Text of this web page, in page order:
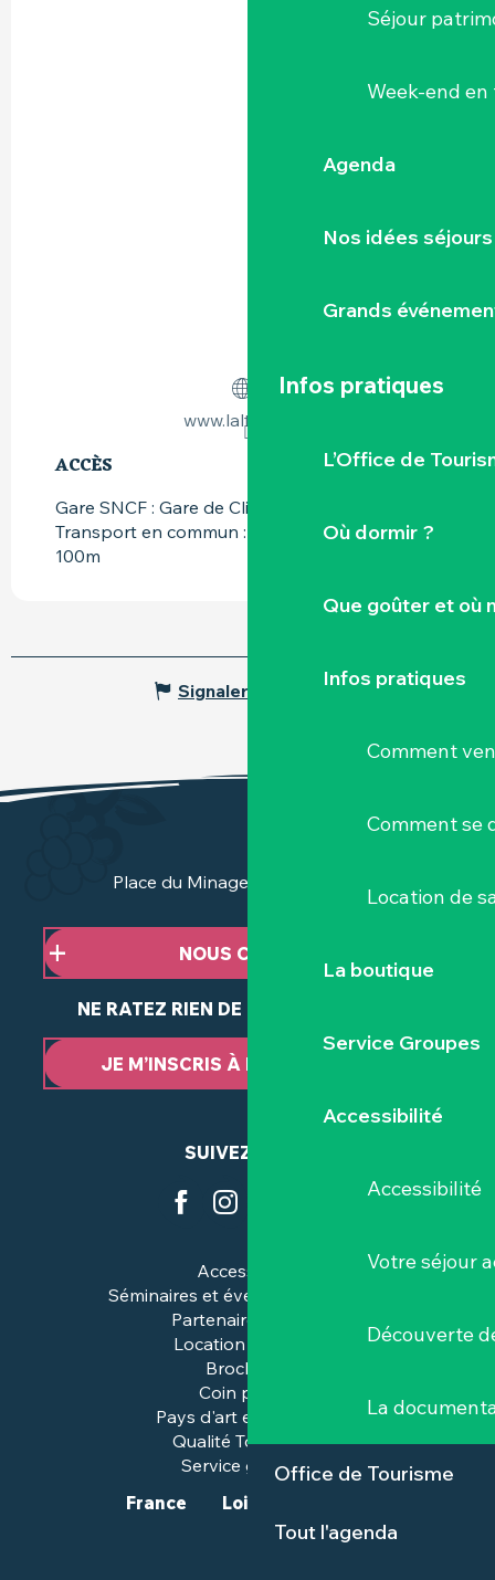
Séjour
Week-end
Agenda
Nos idées séjours
Grands
Infos pratiques
L’Office de
Où dormir ?
Que goûter et où
Infos pratiques
Comment
Comment se
Location de
La boutique
Service Groupes
Accessibilité
Accessibilité
Votre séjour
Découverte
La
Office de Tourisme
Tout l'agenda
www.laltereco.fr
ACCÈS
ACCÈS
Gare SNCF : Gare de Clisson à 950m
Transport en commun : Ligne bus Héoh à
100m
Signaler une erreur
Place du Minage - 44190 Clisson
NOUS CONTACTER
NE RATEZ RIEN DE NOTRE ACTUALITÉ
JE M’INSCRIS À LA NEWSLETTER
SUIVEZ-NOUS
Accessibilité
Séminaires et événements pros
Partenaires & pros
Location de salles
Brochures
Coin presse
Pays d'art et d'histoire
Qualité Tourisme™
Service groupes
France
Loire-Atlantique